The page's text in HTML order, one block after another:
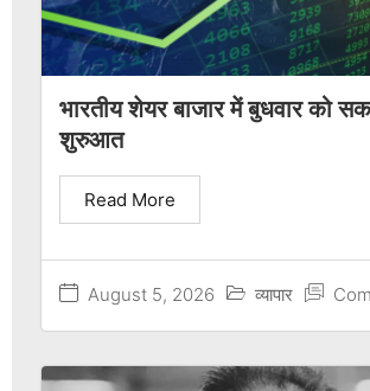
भारतीय शेयर बाजार में बुधवार को
शुरुआत
August 5, 2026 व्यापार
Read More